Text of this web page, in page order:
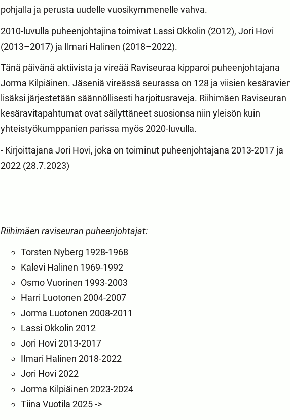
pohjalla ja perusta uudelle vuosikymmenelle vahva.
2010-luvulla puheenjohtajina toimivat Lassi Okkolin (2012), Jori Hovi
(2013–2017) ja Ilmari Halinen (2018–2022).
Tänä päivänä aktiivista ja vireää Raviseuraa kipparoi puheenjohtajana
Jorma Kilpiäinen. Jäseniä vireässä seurassa on 128 ja viisien
lisäksi järjestetään säännöllisesti harjoitusraveja. Riihimäen Raviseuran
kesäravitapahtumat ovat säilyttäneet suosionsa niin yleisön kuin
yhteistyökumppanien parissa myös 2020-luvulla.
- Kirjoittajana Jori Hovi, joka on toiminut puheenjohtajana 2013-2017 ja
2022 (28.7.2023)
Riihimäen raviseuran puheenjohtajat:
Torsten Nyberg 1928-1968
Kalevi Halinen 1969-1992
Osmo Vuorinen 1993-2003
Harri Luotonen 2004-2007
Jorma Luotonen 2008-2011
Lassi Okkolin 2012
Jori Hovi 2013-2017
Ilmari Halinen 2018-2022
Jori Hovi 2022
Jorma Kilpiäinen 2023-2024
Tiina Vuotila 2025 ->